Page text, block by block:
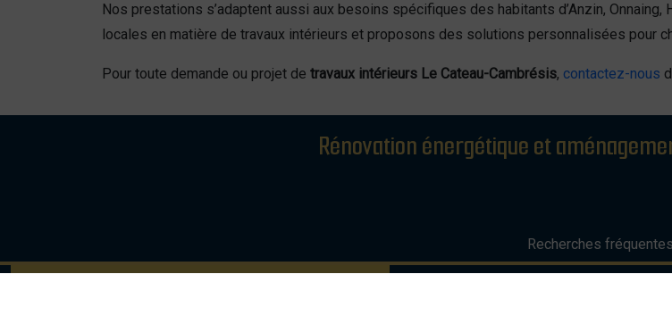
Nos prestations s’adaptent aussi aux besoins spécifiques des habitants d’Anzin,
locales en matière de travaux intérieurs et proposons des solutions personnalisées pour
Pour toute demande ou projet de travaux intérieurs Le Cateau-Cambrésis, contactez-nous
Rénovation énergétique et
Recherches fréquentes